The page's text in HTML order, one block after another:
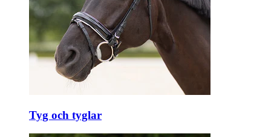
Tyg och tyglar